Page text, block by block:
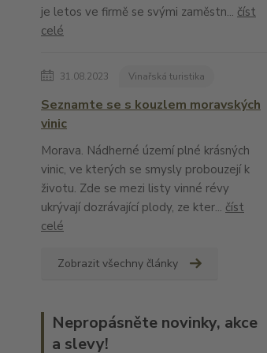
je letos ve firmě se svými zaměstn... číst
celé
31.08.2023 Vinařská turistika
Seznamte se s kouzlem moravských
vinic
Morava. Nádherné území plné krásných
vinic, ve kterých se smysly probouzejí k
životu. Zde se mezi listy vinné révy
ukrývají dozrávající plody, ze kter... číst
celé
Zobrazit všechny články
Nepropásněte novinky, akce
a slevy!